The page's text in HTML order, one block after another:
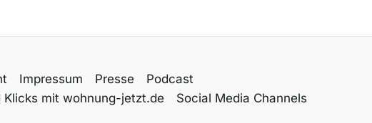
Impressum Presse
Podcast
Klicks mit wohnung-jetzt.de
Social Media Channels